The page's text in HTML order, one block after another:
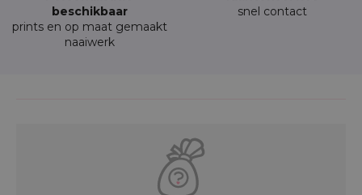
beschikbaar
prints en op maat gemaakt
naaiwerk
snel contact